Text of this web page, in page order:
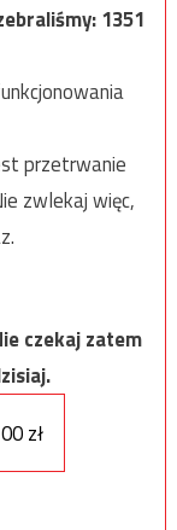
1351
przetrwanie
zwlekaj więc,
czekaj zatem
zł